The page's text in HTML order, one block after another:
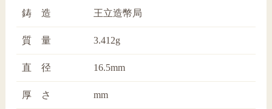
鋳 造 王立造幣局
質 量 3.412g
直 径 16.5mm
厚 さ mm